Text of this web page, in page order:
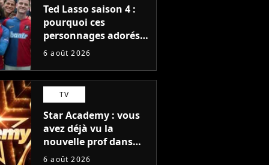
Ted Lasso saison 4 :
pourquoi ces
personnages adorés
des fans ne sont pas
6 août 2026
TV
Star Academy : vous
avez déjà vu la
nouvelle prof dans
The Voice et aux
6 août 2026